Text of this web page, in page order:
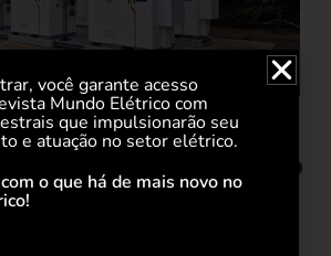
de energia ganha
como sinônimo
e maior rentabilidade do
você garante acesso
Mundo Elétrico com
que impulsionarão seu
e atuação no setor elétrico.
o que há de mais novo no